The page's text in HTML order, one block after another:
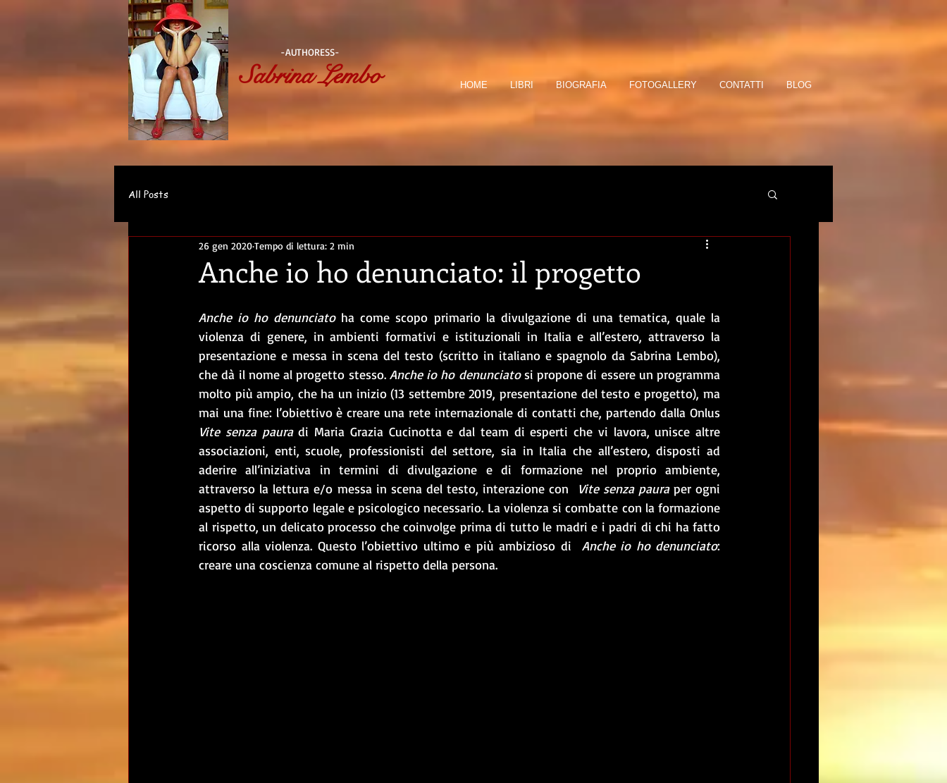
-AUTHORESS-
Sabrina Lembo HOME LIBRI BIOGRAFIA FOTOGALLERY CONTATTI BLOG
All Posts
Anche io ho denunciato: il progetto
26 gen 2020Tempo di lettura: 2 min
Anche io ho denunciato ha come scopo primario la divulgazione di una tematica, quale la
violenza di genere, in ambienti formativi e istituzionali in Italia e all’estero, attraverso la
presentazione e messa in scena del testo (scritto in italiano e spagnolo da Sabrina Lembo),
che dà il nome al progetto stesso. Anche io ho denunciato si propone di essere un programma
molto più ampio, che ha un inizio (13 settembre 2019, presentazione del testo e progetto), ma
Vite senza paura di Maria Grazia Cucinotta e dal team di esperti che vi lavora, unisce altre
associazioni, enti, scuole, professionisti del settore, sia in Italia che all’estero, disposti ad
aderire all’iniziativa in termini di divulgazione e di formazione nel proprio ambiente,
attraverso la lettura e/o messa in scena del testo, interazione con
Vite senza paura per ogni
aspetto di supporto legale e psicologico necessario. La violenza si combatte con la formazione
al rispetto, un delicato processo che coinvolge prima di tutto le madri e i padri di chi ha fatto
ricorso alla violenza. Questo l’obiettivo ultimo e più ambizioso di Anche io ho denunciato:
creare una coscienza comune al rispetto della persona.